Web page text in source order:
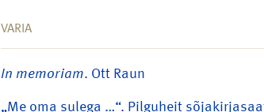
VARIA
In memoriam. Ott Raun
„Me oma sulega …“. Pilguheit